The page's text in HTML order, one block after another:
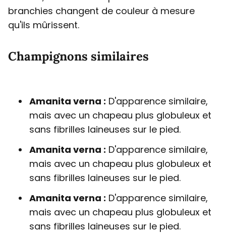
branchies changent de couleur à mesure
qu'ils mûrissent.
Champignons similaires
Amanita verna : D'apparence similaire,
mais avec un chapeau plus globuleux et
sans fibrilles laineuses sur le pied.
Amanita verna : D'apparence similaire,
mais avec un chapeau plus globuleux et
sans fibrilles laineuses sur le pied.
Amanita verna : D'apparence similaire,
mais avec un chapeau plus globuleux et
sans fibrilles laineuses sur le pied.